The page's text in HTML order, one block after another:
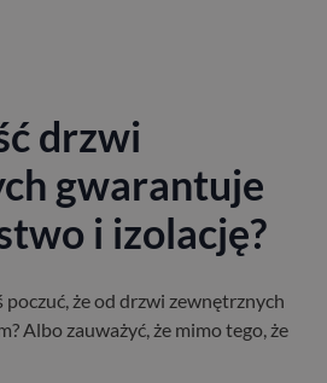
drzwi
gwarantuje
i izolację?
poczuć, że od drzwi zewnętrznych
Albo zauważyć, że mimo tego, że